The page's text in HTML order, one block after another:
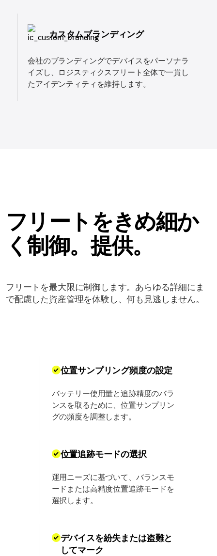
カスタムブランディング
会社のブランディングでデバイスをパーソナラ
イズし、ロジスティクスフリート全体で一貫し
たアイデンティティを維持します。
フリートをきめ細か
く制御。提供。
フリートを最大限に制御します。あらゆる詳細にま
で配慮した資産管理を体験し、何も見逃しません。
位置サンプリング頻度の設定
バッテリー使用量と追跡精度のバラ
ンスを取るために、位置サンプリン
グの頻度を調整します。
位置追跡モードの選択
運用ニーズに基づいて、バランスモ
ードまたは高精度位置追跡モードを
選択します。
デバイスを紛失または盗難と
してマーク